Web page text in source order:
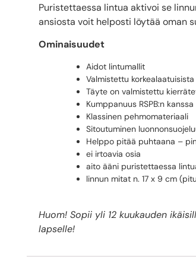
Puristettaessa lintua aktivoi se
ansiosta voit helposti löytää oman
Ominaisuudet
Aidot lintumallit
Valmistettu
Täyte on valmistettu
Kumppanuus RSPB:n kanssa
Klassinen pehmomateriaali
Sitoutuminen
Helppo pitää puhtaana –
ei irtoavia osia
aito ääni puristettaessa
linnun mitat n. 17 x 9 cm
Huom! Sopii yli 12 kuukauden
lapselle!